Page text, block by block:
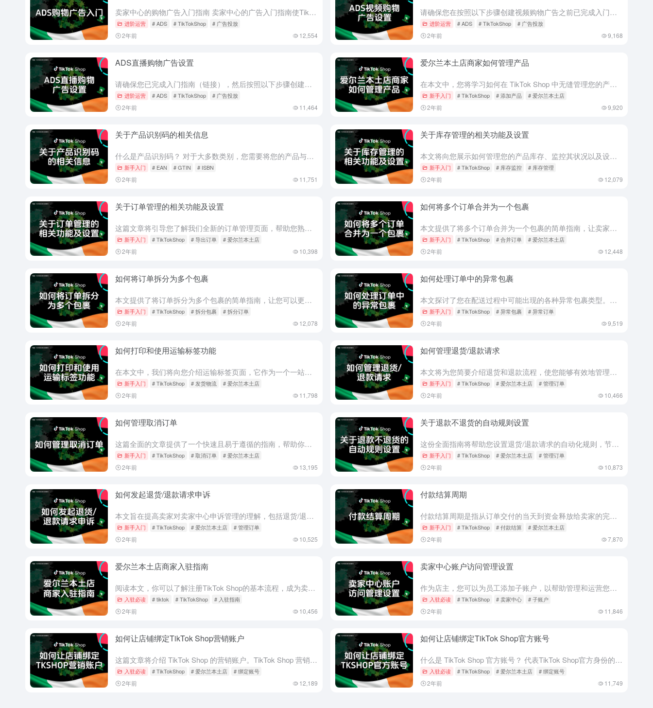
卖家中心的购物广告入门指南 卖家中心的广告入门指南使TikTok Shop的广告主能够轻松将其商业中心账号、广告管理账号和TikTok账号与他们的店铺关联，以便进行广告投放。您必须以店主、主管理员或广...
进阶运营 # ADS # TikTokShop # 广告投放
2年前 12,554
请确保您在按照以下步骤创建视频购物广告之前已完成入门指南（链接）。 视频购物广告 设置广告活动 步骤 1：登录 TikTok 广告管理器 步骤 2：打开“Campaign（广告活动）”选项卡，点击“C...
进阶运营 # ADS # TikTokShop # 广告投放
2年前 9,168
ADS直播购物广告设置
请确保您已完成入门指南（链接），然后按照以下步骤创建直播购物广告。 直播购物广告 与观众实时互动，同时推广您的产品和商店。您可以在任何地点为潜在客户创建直播购物广告。 设置广告活动 转到广告管理器： ...
进阶运营 # ADS # TikTokShop # 广告投放
2年前 11,464
爱尔兰本土店商家如何管理产品
在本文中，您将学习如何在 TikTok Shop 中无缝管理您的产品。管理您的产品是您成功的关键部分。首先，请查看下面的流程概述，了解如何在 TikTok Shop 中管理您的产品的总体步骤。 卖家需...
新手入门 # TikTokShop # 添加产品 # 爱尔兰本土店
2年前 9,920
关于产品识别码的相关信息
什么是产品识别码？ 对于大多数类别，您需要将您的产品与行业标准的产品标识符关联，以创建新的产品页面并在TikTok Shop上发布商品。 产品标识符代码是称为GTIN（全球贸易项目代码）系统的一部分...
新手入门 # EAN # GTIN # ISBN
2年前 11,751
关于库存管理的相关功能及设置
本文将向您展示如何管理您的产品库存、监控其状况以及设置警报以提醒您更新产品库存。 库存管理的好处 库存仪表板 要访问仪表板，请导航到 Products（产品） > Manage Stock（管理库存...
新手入门 # TikTokShop # 库存监控 # 库存管理
2年前 12,079
关于订单管理的相关功能及设置
这篇文章将引导您了解我们全新的订单管理页面，帮助您熟悉这些令人惊叹的更新，从而简化您的发货流程。 访问 Manage Orders（管理订单）页面 要开始管理您的订单，请前往卖家中心并选择“Order...
新手入门 # TikTokShop # 导出订单 # 爱尔兰本土店
2年前 10,398
如何将多个订单合并为一个包裹
本文提供了将多个订单合并为一个包裹的简单指南，让卖家能够高效地管理订单和发货。通过遵循本指南，卖家可以提高物流效率并有效简化运营。 合并订单的好处 合并订单的标准 为了简化卖家的操作并提升体验，当满足...
新手入门 # TikTokShop # 合并订单 # 爱尔兰本土店
2年前 12,448
如何将订单拆分为多个包裹
本文提供了将订单拆分为多个包裹的简单指南，让您可以更灵活地管理订单，从而使物流管理更加顺畅，并显著提高配送效率。 拆分订单的好处 拆分订单的标准 为了提高卖家的灵活性，在满足以下条件时，可以使用拆分订...
新手入门 # TikTokShop # 拆分包裹 # 拆分订单
2年前 12,078
如何处理订单中的异常包裹
本文探讨了您在配送过程中可能出现的各种异常包裹类型。通过了解这些内容，您将能够了解可能发生的问题以及如何解决这些问题，以便您能够在规定时间内完成并发货。 什么是异常包裹 在卖家中心的“Manage O...
新手入门 # TikTokShop # 异常包裹 # 异常订单
2年前 9,519
如何打印和使用运输标签功能
在本文中，我们将向您介绍运输标签页面，它作为一个一站式平台，帮助您打印、重建或解决任何运输标签的问题，以优化您在履行过程中的时间。 如何打印运输标签？ 1、要打印运输标签，您需要先创建运输标签。只需在...
新手入门 # TikTokShop # 发货物流 # 爱尔兰本土店
2年前 11,798
如何管理退货/退款请求
本文将为您简要介绍退货和退款流程，使您能够有效地管理客户请求并确保良好的购物体验。 如何管理退货/退款 1、首先，进入卖家中心，然后选择“Orders（订单）” > “Manage Returns（管...
新手入门 # TikTokShop # 爱尔兰本土店 # 管理订单
2年前 10,466
如何管理取消订单
这篇全面的文章提供了一个快速且易于遵循的指南，帮助你有效管理取消请求。 如何管理取消 1、你可以通过导航至“Orders > Manage Orders（订单 > 管理订单）”来访问所有的取消请求。在...
新手入门 # TikTokShop # 取消订单 # 爱尔兰本土店
2年前 13,195
关于退款不退货的自动规则设置
这份全面指南将帮助您设置退货/退款请求的自动化规则，节省宝贵的时间和资源。通过允许买家保留产品并自动批准退款，无需退回商品，您可以简化运营流程。请按照以下分步说明，轻松设置无需退货的自动退款规则。 创...
新手入门 # TikTokShop # 爱尔兰本土店 # 管理订单
2年前 10,873
如何发起退货/退款请求申诉
本文旨在提高卖家对卖家中心申诉管理的理解，包括退货/退款订单的申诉提交、申诉进度跟踪，以及改进筛选器以实现高效监控。 哪些类型的情景可以上诉？ 您可以针对以下订单类型发起申诉： 如何启动申诉流程？ 1...
新手入门 # TikTokShop # 爱尔兰本土店 # 管理订单
2年前 10,525
付款结算周期
付款结算周期是指从订单交付的当天到资金释放给卖家的完成订单的时间段。TikTok 小店提供三种付款结算周期： 标准结算周期为 15 天。 较短结算周期为 3 天。 延长结算周期为 31 天。 卖家可以...
新手入门 # TikTokShop # 付款结算 # 爱尔兰本土店
2年前 7,870
爱尔兰本土店商家入驻指南
阅读本文，你可以了解注册TikTok Shop的基本流程，成为卖家的要求以及需要验证的文件。 备注：如果您使用手机号码或电子邮件注册，您只需要其中一个即可完成注册。 在 TikTok Shop 销售的...
入驻必读 # tiktok # TikTokShop # 入驻指南
2年前 10,456
卖家中心账户访问管理设置
作为店主，您可以为员工添加子账户，以帮助管理和运营您的 TikTok 商店。在本功能指南中，您将了解如何在卖家中心添加子账户并管理其角色和权限。 您可以添加商店子账户并为您的员工分配具有独特权限的不同...
入驻必读 # TikTokShop # 卖家中心 # 子账户
2年前 11,846
如何让店铺绑定TikTok Shop营销账户
这篇文章将介绍 TikTok Shop 的营销账户。TikTok Shop 营销账户是指除了您的官方 TikTok 账户之外，与您的 TikTok Shop 相关联的 TikTok 账户。 TikTo...
入驻必读 # TikTokShop # 爱尔兰本土店 # 绑定账号
2年前 12,189
如何让店铺绑定TikTok Shop官方账号
什么是 TikTok Shop 官方账号？ 代表TikTok Shop官方身份的TikTok账号称为TikTok Shop官方账号，该类账号享有账号与店铺的一体化权益。 TikTok Shop 官方账...
入驻必读 # TikTokShop # 爱尔兰本土店 # 绑定账号
2年前 11,749